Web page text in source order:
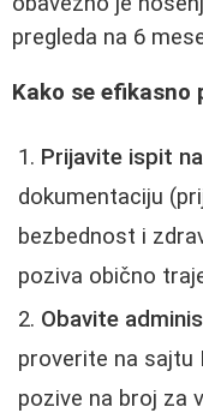
pregleda na 6
Kako se efikasno
Prijavite ispit
dokumentaciju
bezbednost i
poziva obično
Obavite
proverite na
pozive na broj za